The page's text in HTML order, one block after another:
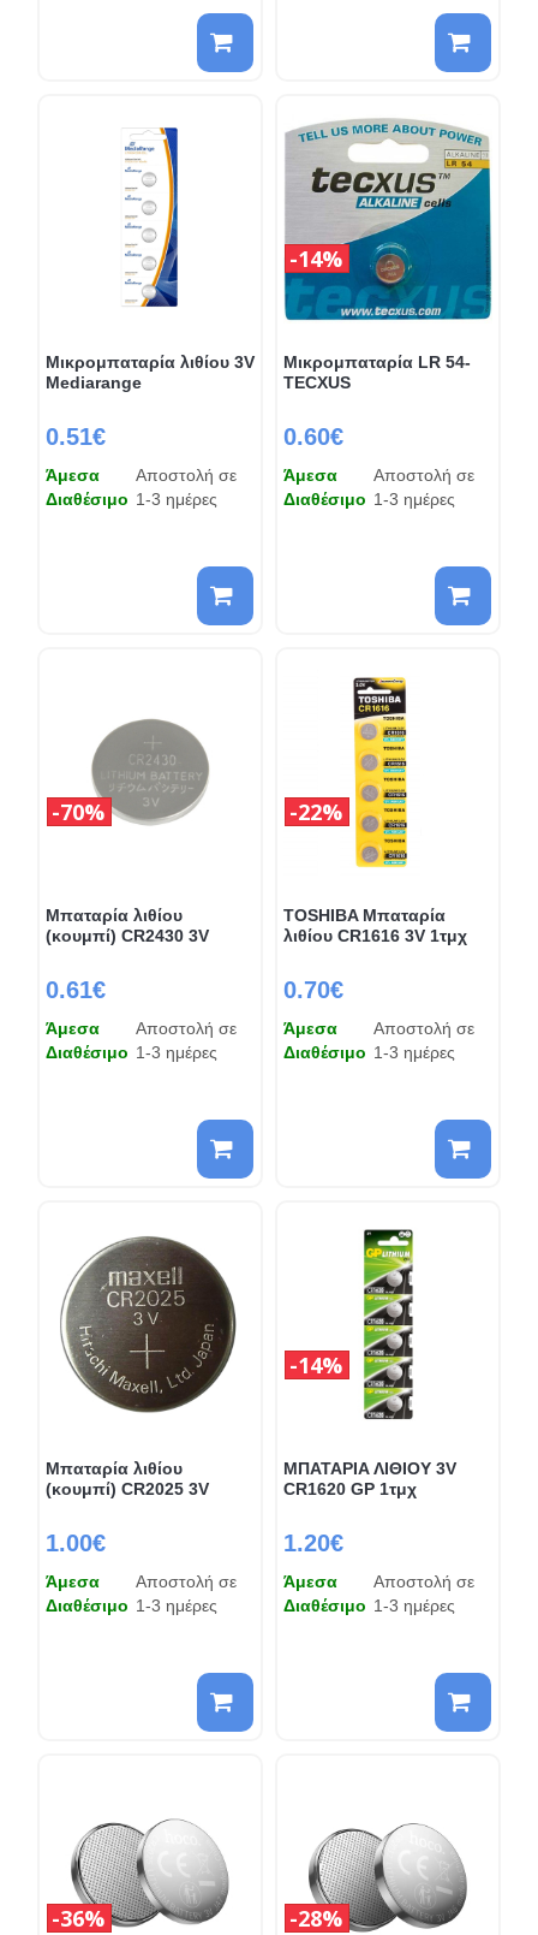
Μικρομπαταρία λιθίου 3V
Mediarange
0.51€
Άμεσα
Διαθέσιμο
Αποστολή σε
1-3 ημέρες
Μικρομπαταρία LR 54-
TECXUS
0.60€
14%
Άμεσα
Διαθέσιμο
Αποστολή σε
1-3 ημέρες
Μπαταρία λιθίου
(κουμπί) CR2430 3V
0.61€
70%
Άμεσα
Διαθέσιμο
Αποστολή σε
1-3 ημέρες
TOSHIBA Μπαταρία
λιθίου CR1616 3V 1τμχ
0.70€
22%
Άμεσα
Διαθέσιμο
Αποστολή σε
1-3 ημέρες
Μπαταρία λιθίου
(κουμπί) CR2025 3V
1.00€
Άμεσα
Διαθέσιμο
Αποστολή σε
1-3 ημέρες
ΜΠΑΤΑΡΙA ΛΙΘΙΟΥ 3V
CR1620 GP 1τμχ
1.20€
14%
Άμεσα
Διαθέσιμο
Αποστολή σε
1-3 ημέρες
36% 28%